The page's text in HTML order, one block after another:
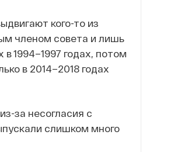
кого-то из
членом совета и лишь
1994–1997 годах, потом
в 2014–2018 годах
за несогласия с
слишком много